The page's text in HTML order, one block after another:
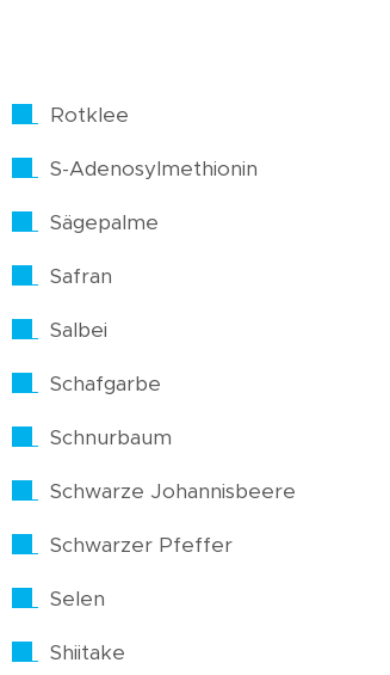
Rotklee
S-Adenosylmethionin
Sägepalme
Safran
Salbei
Schafgarbe
Schnurbaum
Schwarze Johannisbeere
Schwarzer Pfeffer
Selen
Shiitake